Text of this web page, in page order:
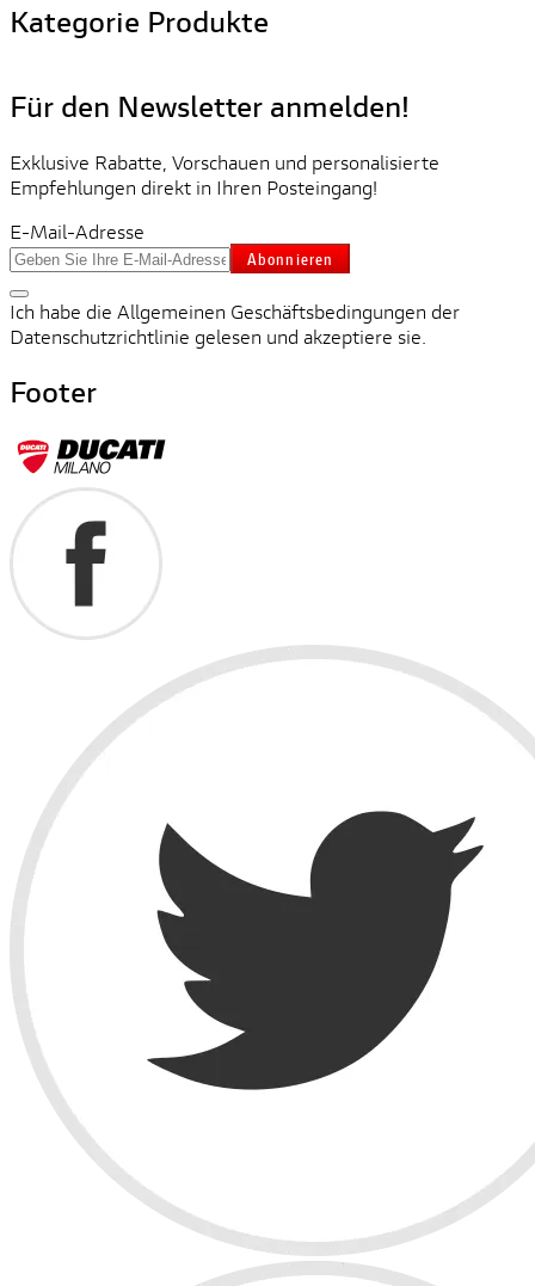
Kategorie Produkte
Für den Newsletter anmelden!
Exklusive Rabatte, Vorschauen und personalisierte
Empfehlungen direkt in Ihren Posteingang!
E-Mail-Adresse
Abonnieren
Ich habe die Allgemeinen Geschäftsbedingungen der
Datenschutzrichtlinie gelesen und akzeptiere sie.
Footer